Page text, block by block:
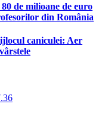
de milioane de euro
din România
caniculei: Aer